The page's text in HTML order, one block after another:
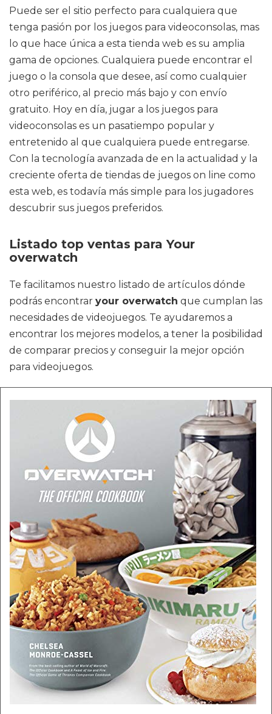
Puede ser el sitio perfecto para cualquiera que
tenga pasión por los juegos para videoconsolas, mas
lo que hace única a esta tienda web es su amplia
gama de opciones. Cualquiera puede encontrar el
juego o la consola que desee, así como cualquier
otro periférico, al precio más bajo y con envío
gratuito. Hoy en día, jugar a los juegos para
videoconsolas es un pasatiempo popular y
entretenido al que cualquiera puede entregarse.
Con la tecnología avanzada de en la actualidad y la
creciente oferta de tiendas de juegos on line como
esta web, es todavía más simple para los jugadores
descubrir sus juegos preferidos.
Listado top ventas para Your
overwatch
Te facilitamos nuestro listado de artículos dónde
podrás encontrar your overwatch que cumplan las
necesidades de videojuegos. Te ayudaremos a
encontrar los mejores modelos, a tener la posibilidad
de comparar precios y conseguir la mejor opción
para videojuegos.